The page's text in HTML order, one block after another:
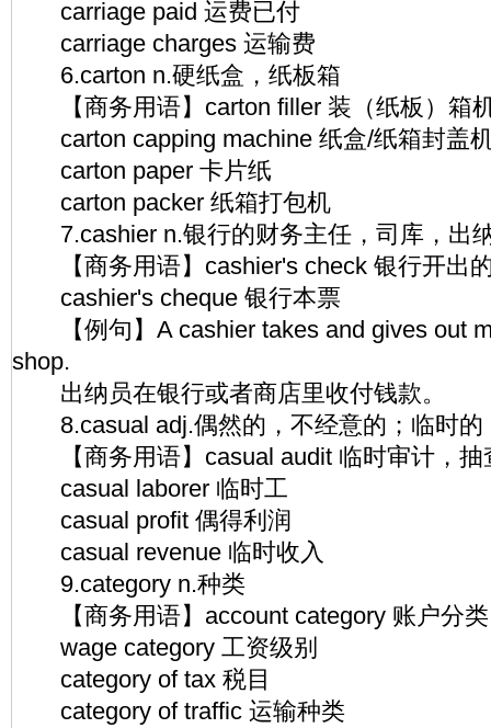
carriage paid 运费已付
carriage charges 运输费
6.carton n.硬纸盒，纸板箱
【商务用语】carton filler 装（纸板）箱
carton capping machine 纸盒/纸箱封盖
carton paper 卡片纸
carton packer 纸箱打包机
7.cashier n.银行的财务主任，司库，出
【商务用语】cashier's check 银行开出
cashier's cheque 银行本票
【例句】A cashier takes and gives out
shop.
出纳员在银行或者商店里收付钱款。
8.casual adj.偶然的，不经意的；临时的
【商务用语】casual audit 临时审计，抽
casual laborer 临时工
casual profit 偶得利润
casual revenue 临时收入
9.category n.种类
【商务用语】account category 账户分类
wage category 工资级别
category of tax 税目
category of traffic 运输种类